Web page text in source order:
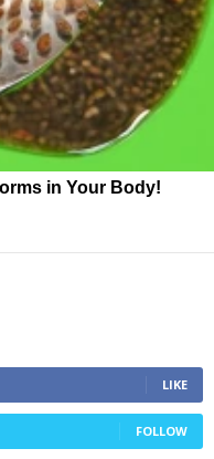
in Your Body!
LIKE
FOLLOW